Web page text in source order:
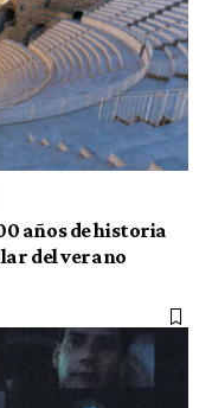
años de historia
del verano